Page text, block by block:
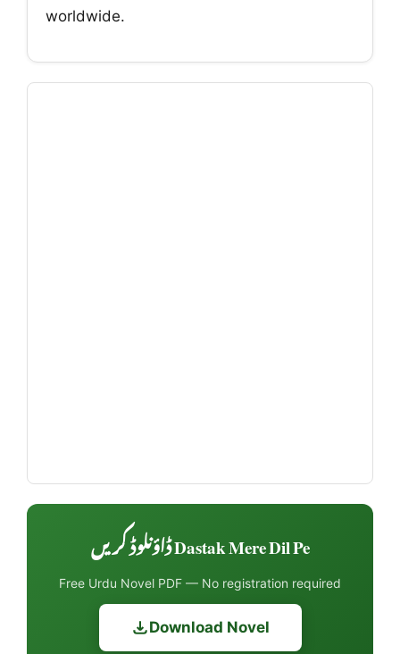
worldwide.
Dastak Mere Dil Pe ڈاؤنلوڈ کریں
Free Urdu Novel PDF — No registration required
Download Novel